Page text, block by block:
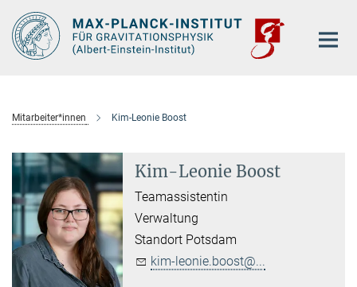
Hauptinhalt
Mitarbeiter*innen Kim-Leonie Boost
Kim-Leonie Boost
Teamassistentin
Verwaltung
Standort Potsdam
kim-leonie.boost@...